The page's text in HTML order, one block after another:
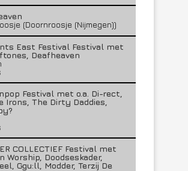
(Doornroosje (Nijmegen))
East Festival Festival met
Deafheaven
Festival met o.a. Di-rect,
Irons, The Dirty Daddies,
COLLECTIEF Festival met
Worship, Doodseskader,
Ggu:ll, Modder, Terzij De